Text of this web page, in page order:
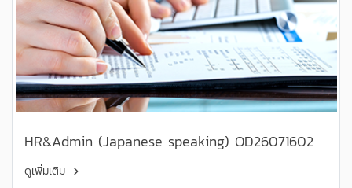
HR&Admin (Japanese speaking) OD26071602
ดูเพิ่มเติม